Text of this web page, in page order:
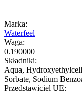
Marka:
Waterfeel
Waga:
0.190000
Składniki:
Aqua,
Sorbate, Sodium
Przedstawiciel UE: